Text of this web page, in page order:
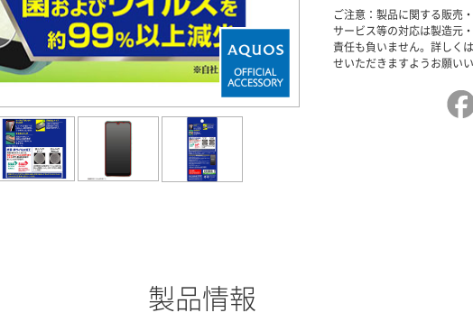
ご注意：製品に関する販売
サービス等の対応は製造元
責任も負いません。詳しく
せいただきますようお願いい
製品情報